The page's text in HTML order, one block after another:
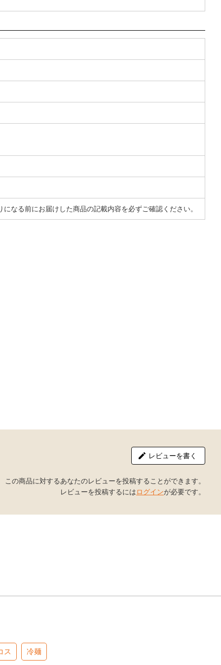
なる前にお届けした商品の記載内容を必ずご確認ください。
レビューを書く
この商品に対するあなたのレビューを投稿することができます。
レビューを投稿するにはログインが必要です。
ス 冷麺